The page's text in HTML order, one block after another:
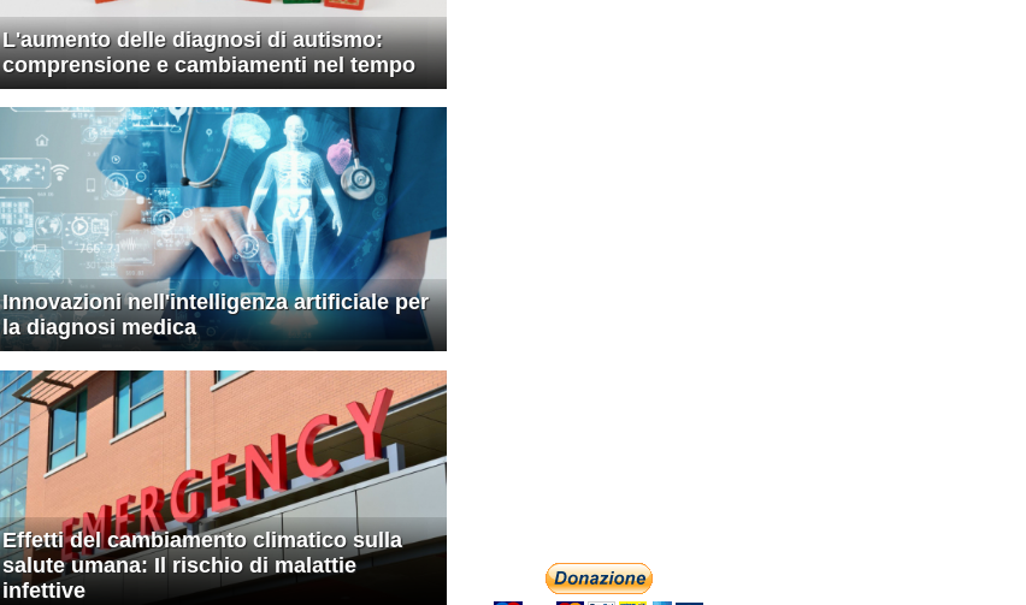
L'aumento delle diagnosi di autismo:
comprensione e cambiamenti nel tempo
Innovazioni nell'intelligenza artificiale per
la diagnosi medica
Effetti del cambiamento climatico sulla
salute umana: Il rischio di malattie
infettive